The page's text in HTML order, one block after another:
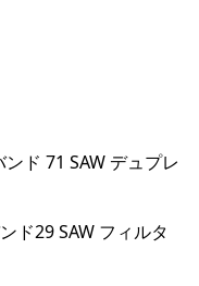
ンド 71 SAW デュプレ
ド29 SAW フィルタ